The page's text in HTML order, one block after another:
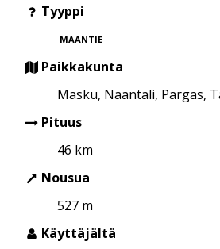
Tyyppi
MAANTIE
Paikkakunta
Masku, Naantali, Pargas,
Pituus
46 km
Nousua
527 m
Käyttäjältä